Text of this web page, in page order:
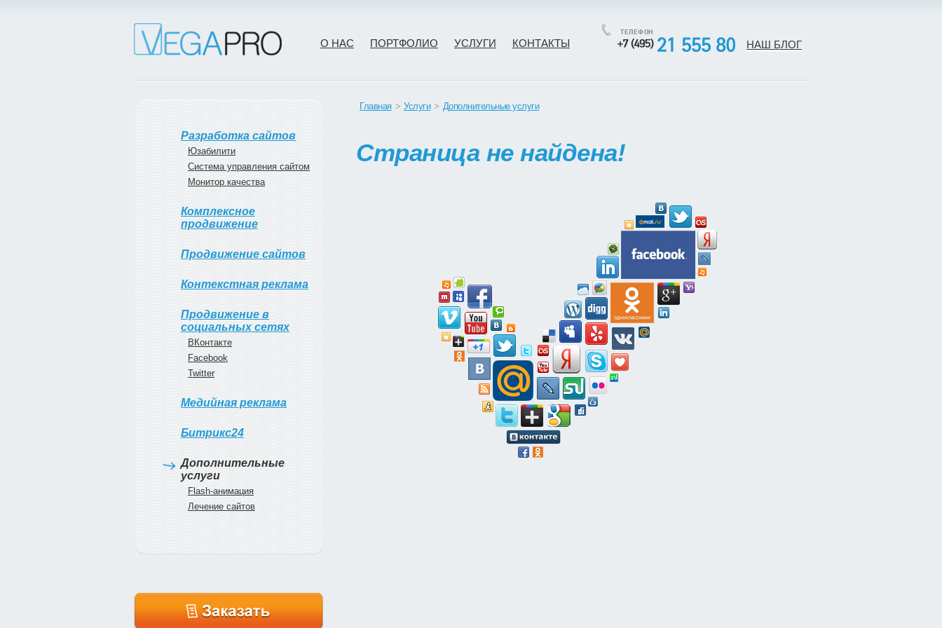
О НАС ПОРТФОЛИО УСЛУГИ КОНТАКТЫ
ТЕЛЕФОН
НАШ БЛОГ
Разработка сайтов
Юзабилити
Система управления сайтом
Монитор качества
Комплексное
продвижение
Продвижение сайтов
Контекстная реклама
Продвижение в
социальных сетях
ВКонтакте
Facebook
Twitter
Медийная реклама
Битрикс24
Дополнительные
услуги
Flash-анимация
Лечение сайтов
Главная > Услуги > Дополнительные услуги
Страница не найдена!